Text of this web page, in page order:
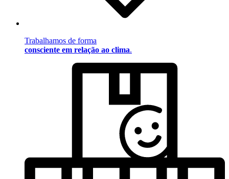
Trabalhamos de forma
consciente em relação ao clima.